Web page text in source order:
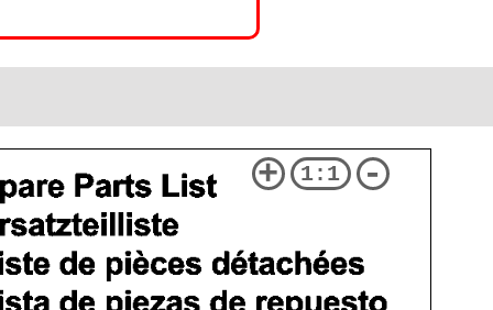
+ 1:1 -